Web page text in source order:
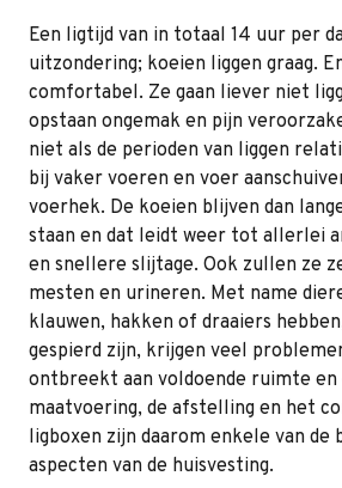
Een ligtijd van in totaal 14 uur per
uitzondering; koeien liggen graag.
comfortabel. Ze gaan liever niet
opstaan ongemak en pijn
niet als de perioden van liggen
bij vaker voeren en voer
voerhek. De koeien blijven dan
staan en dat leidt weer tot allerlei
en snellere slijtage. Ook zullen ze
mesten en urineren. Met name
klauwen, hakken of draaiers
gespierd zijn, krijgen veel
ontbreekt aan voldoende ruimte
maatvoering, de afstelling en het
ligboxen zijn daarom enkele van de
aspecten van de huisvesting.